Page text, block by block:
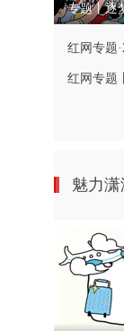
专题丨逐
红网专题
红网专题
魅力潇